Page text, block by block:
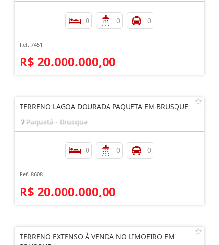
0 0 0
Ref. 7451
R$ 20.000.000,00
TERRENO LAGOA DOURADA PAQUETA EM BRUSQUE
Paquetá - Brusque
0 0 0
Ref. 8608
R$ 20.000.000,00
TERRENO EXTENSO À VENDA NO LIMOEIRO EM